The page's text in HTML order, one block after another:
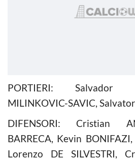
PORTIERI: Salvador
MILINKOVIC-SAVIC,
DIFENSORI: Cristian
BARRECA, Kevin
Lorenzo DE SILVESTRI,